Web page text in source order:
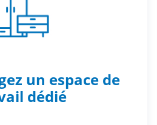
un espace de
dédié